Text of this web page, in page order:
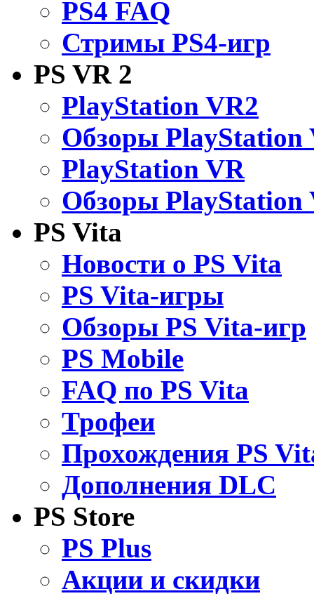
PS4 FAQ
Стримы PS4-игр
PS VR 2
PlayStation VR2
Обзоры PlayStation
PlayStation VR
Обзоры PlayStation
PS Vita
Новости о PS Vita
PS Vita-игры
Обзоры PS Vita-игр
PS Mobile
FAQ по PS Vita
Трофеи
Прохождения PS
Дополнения DLC
PS Store
PS Plus
Акции и скидки